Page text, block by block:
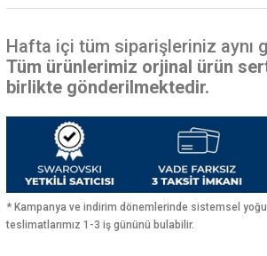
Hafta içi tüm siparişleriniz aynı
Tüm ürünlerimiz orjinal ürün
birlikte gönderilmektedir.
* Kampanya ve indirim dönemlerinde sistemsel
teslimatlarımız 1-3 iş gününü bulabilir.